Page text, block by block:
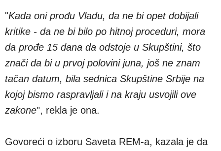
"Kada oni prođu Vladu, da ne bi opet dobijali
kritike - da ne bi bilo po hitnoj proceduri, mora
da prođe 15 dana da odstoje u Skupštini, što
znači da bi u prvoj polovini juna, još ne znam
tačan datum, bila sednica Skupštine Srbije na
kojoj bismo raspravljali i na kraju usvojili ove
zakone", rekla je ona.
Govoreći o izboru Saveta REM-a, kazala je da